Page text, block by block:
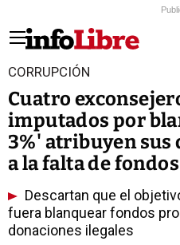
CORRUPCIÓN
Cuatro
imputados por
3%' atribuyen sus
a la falta de fondos
Descartan que el
fuera blanquear fondos
donaciones ilegales